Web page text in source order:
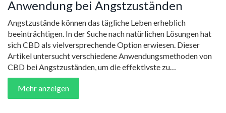
Anwendung bei Angstzuständen
Angstzustände können das tägliche Leben erheblich
beeinträchtigen. In der Suche nach natürlichen Lösungen hat
sich CBD als vielversprechende Option erwiesen. Dieser
Artikel untersucht verschiedene Anwendungsmethoden von
CBD bei Angstzuständen, um die effektivste zu
identifizieren. Neben einer detaillierten Bewertung der Vor-
und Nachteile jeder Methode werden auch praktische Tipps
für die Anwendung und interessante Fakten zum Thema
Mehr anzeigen